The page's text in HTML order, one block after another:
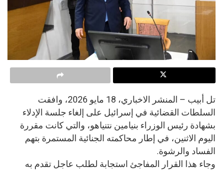
تل أبيب – المنشر الاخباري، 18 مايو 2026، وافقت
السلطات القضائية في إسرائيل على إلغاء جلسة الإدلاء
بشهادة رئيس الوزراء بنيامين نتنياهو، والتي كانت مقررة
اليوم الاثنين، في إطار محاكمته الجنائية المستمرة بتهم
الفساد والرشوة.
وجاء هذا القرار المفاجئ استجابة لطلب عاجل تقدم به